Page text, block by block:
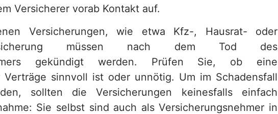
Versicherer vorab Kontakt auf.
Versicherungen, wie etwa Kfz-, Hausrat- oder
müssen nach dem Tod des
gekündigt werden. Prüfen Sie, ob eine
sinnvoll ist oder unnötig. Um im Schadensfall
sollten die Versicherungen keinesfalls einfach
Sie selbst sind auch als Versicherungsnehmer in